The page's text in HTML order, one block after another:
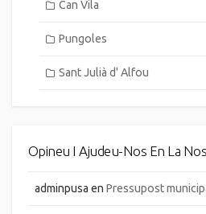
Can Vila
Pungoles
Sant Julià d' Alfou
Opineu I Ajudeu-Nos En La
adminpusa en Pressupost